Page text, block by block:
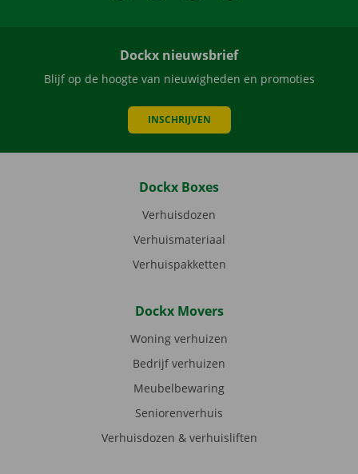
Dockx nieuwsbrief
Blijf op de hoogte van nieuwigheden en promoties
INSCHRIJVEN
Dockx Boxes
Verhuisdozen
Verhuismateriaal
Verhuispakketten
Dockx Movers
Woning verhuizen
Bedrijf verhuizen
Meubelbewaring
Seniorenverhuis
Verhuisdozen & verhuisliften